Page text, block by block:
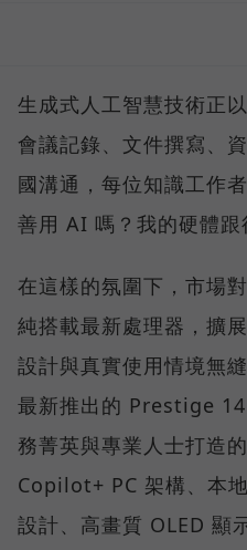
生成式人工智慧技術正
會議記錄、文件撰寫、
國溝通，每位知識工作
善用 AI 嗎？我的硬體跟
在這樣的氛圍下，市場
純搭載最新處理器，擴
設計與真實使用情境無
最新推出的 Prestige
務菁英與專業人士打造
Copilot+ PC 架構、本
設計、高畫質 OLED 顯